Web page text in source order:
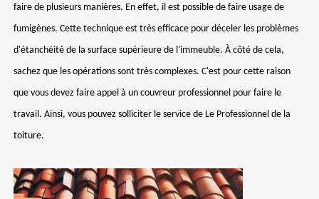
faire de plusieurs manières. En effet, il est possible de faire usage de
fumigènes. Cette technique est très efficace pour déceler les problèmes
d'étanchéité de la surface supérieure de l'immeuble. À côté de cela,
sachez que les opérations sont très complexes. C'est pour cette raison
que vous devez faire appel à un couvreur professionnel pour faire le
travail. Ainsi, vous pouvez solliciter le service de Le Professionnel de la
toiture.